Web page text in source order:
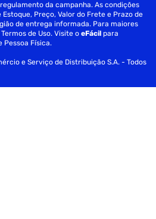
da campanha. As condições
Preço, Valor do Frete e Prazo de
de entrega informada. Para maiores
de Uso. Visite oeFácil para
Pessoa Física.
e Serviço de Distribuição S.A. - Todos